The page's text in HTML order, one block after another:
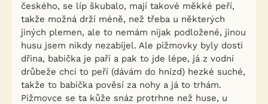
českého, se líp škubalo, mají takové měkké peří,
takže možná drží méně, než třeba u některých
jiných plemen, ale to nemám nijak podložené, jinou
husu jsem nikdy nezabíjel. Ale pižmovky byly dosti
dřina, babička je paří a pak to jde lépe, já z vodní
drůbeže chci to peří (dávám do hnízd) hezké suché,
takže to babička pověsí za nohy a já to trhám.
Pižmovce se ta kůže snáz protrhne než huse, u